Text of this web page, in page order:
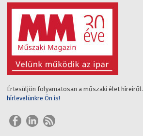
Értesüljön folyamatosan a műszaki élet híreiről.
hírlevelünkre Ön is!